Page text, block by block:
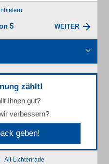
5 WEITER
zählt!
Ihnen gut?
verbessern?
geben!
Alt-Lichtenrade